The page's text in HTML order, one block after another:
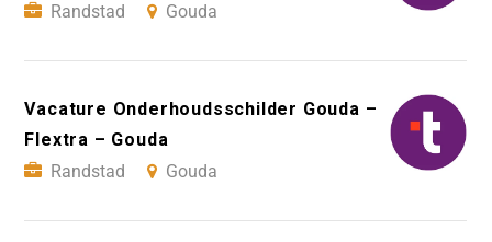
Randstad
Gouda
Vacature Onderhoudsschilder Gouda –
Flextra – Gouda
Randstad
Gouda